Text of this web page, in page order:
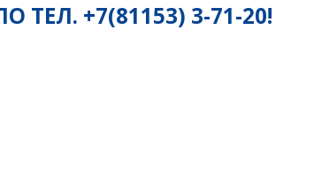
+7(81153) 3-71-20!